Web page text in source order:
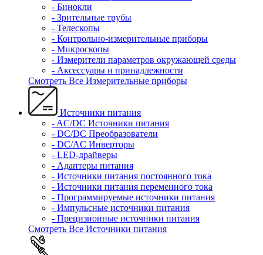
- Бинокли
- Зрительные трубы
- Телескопы
- Контрольно-измерительные приборы
- Микроскопы
- Измерители параметров окружающей среды
- Аксессуары и принадлежности
Смотреть Все Измерительные приборы
Источники питания
- AC/DC Источники питания
- DC/DC Преобразователи
- DC/AC Инверторы
- LED-драйверы
- Адаптеры питания
- Источники питания постоянного тока
- Источники питания переменного тока
- Программируемые источники питания
- Импульсные источники питания
- Прецизионные источники питания
Смотреть Все Источники питания